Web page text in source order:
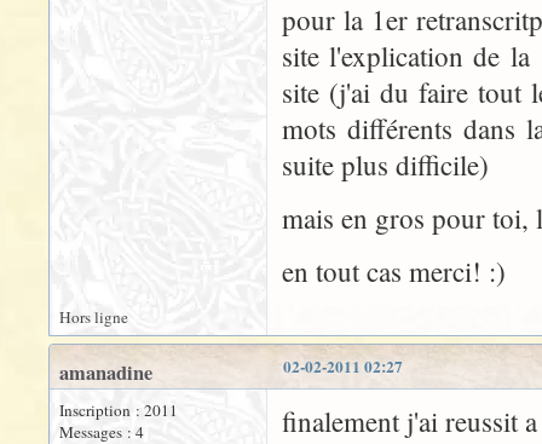
pour la 1er
site l'explication de
site (j'ai du faire tout
mots différents dans
suite plus difficile)
mais en gros pour toi,
en tout cas merci! :)
Hors ligne
02-02-2011 02:27
amanadine
Inscription : 2011
Messages : 4
finalement j'ai reussit